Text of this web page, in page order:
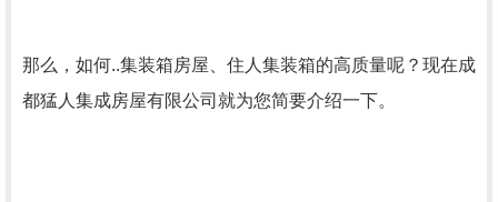
那么，如何..集装箱房屋、住人集装箱的高质量呢？现在成
都猛人集成房屋有限公司就为您简要介绍一下。